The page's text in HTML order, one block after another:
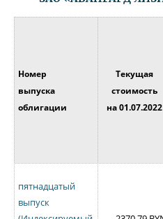
Номер
выпуска
облигации
Текущая
стоимость
на 01.07.2022
пятнадцатый
выпуск